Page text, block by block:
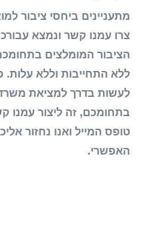
מתעניינים ביחסי ציבור
צרו עמנו קשר ונמצא
הציבור המומלצים
ללא התחייבות וללא עלות.
לעשות בדרך למציאת
בתחומכם, זה ליצור עמנו
טופס המייל ואנו נחזור
האפשרי.